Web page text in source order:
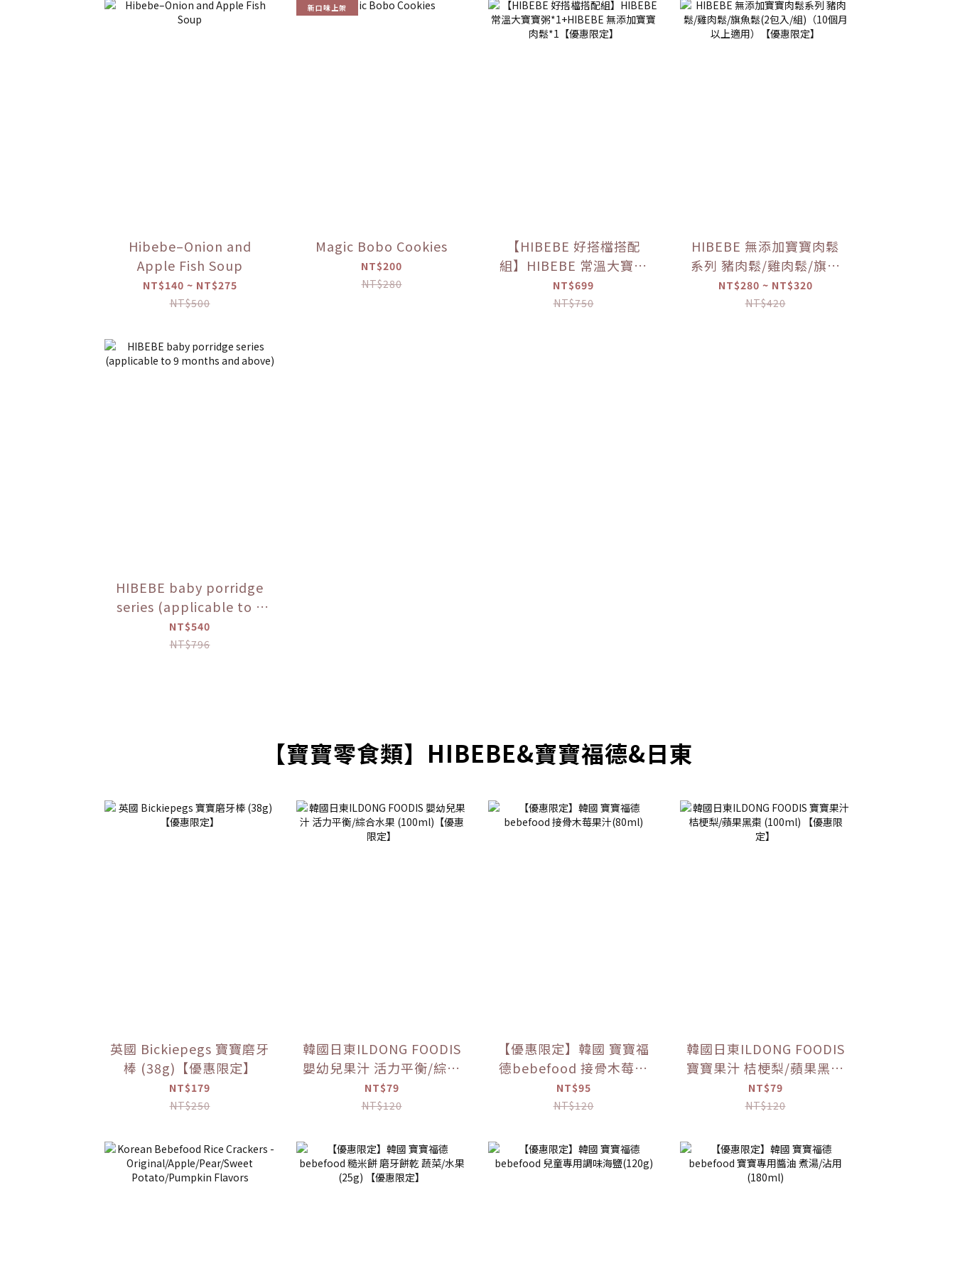
Hibebe–Onion and
Apple Fish Soup
NT$140 ~ NT$275
NT$500
新口味上架
Magic Bobo Cookies
NT$200
NT$280
【HIBEBE 好搭檔搭配
組】HIBEBE 常溫大寶寶
粥*1+HIBEBE 無添加寶寶
肉鬆*1【優惠限定】
NT$699
NT$750
HIBEBE 無添加寶寶肉鬆
系列 豬肉鬆/雞肉鬆/旗魚
鬆(2包入/組)（10個月以
上適用）【優惠限定】
NT$280 ~ NT$320
NT$420
HIBEBE baby porridge
series (applicable to 9
months and above)
NT$540
NT$796
【寶寶零食類】HIBEBE&寶寶福德&日東
英國 Bickiepegs 寶寶磨牙
棒 (38g)【優惠限定】
NT$179
NT$250
韓國日東ILDONG FOODIS
嬰幼兒果汁 活力平衡/綜合
水果 (100ml)【優惠限
定】
NT$79
NT$120
【優惠限定】韓國 寶寶福
德bebefood 接骨木莓果
汁(80ml)
NT$95
NT$120
韓國日東ILDONG FOODIS
寶寶果汁 桔梗梨/蘋果黑棗
(100ml) 【優惠限定】
NT$79
NT$120